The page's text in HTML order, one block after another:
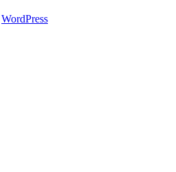
WordPress